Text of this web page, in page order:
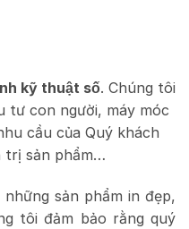
kỹ thuật số. Chúng tôi
tư con người, máy móc
cầu của Quý khách
trị sản phẩm…
sản phẩm in đẹp,
tôi đảm bảo rằng quý